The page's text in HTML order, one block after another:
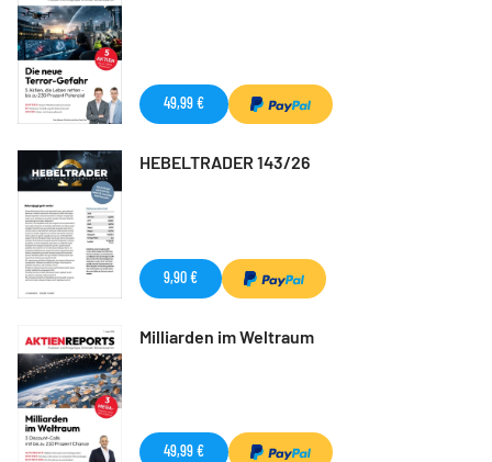
49,99 €
HEBELTRADER 143/26
9,90 €
Milliarden im Weltraum
49,99 €